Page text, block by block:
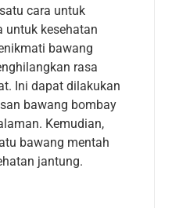
cara untuk
untuk kesehatan
bawang
rasa
Ini dapat dilakukan
bawang bombay
Kemudian,
bawang mentah
jantung.